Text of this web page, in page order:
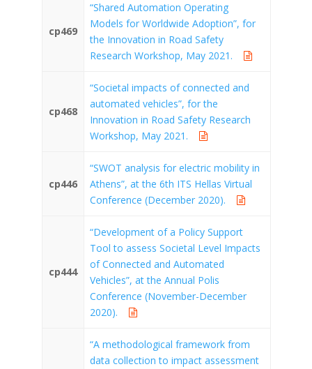
cp469
“Shared Automation Operating
Models for Worldwide Adoption”, for
the Innovation in Road Safety
Research Workshop, May 2021.
cp468
“Societal impacts of connected and
automated vehicles”, for the
Innovation in Road Safety Research
Workshop, May 2021.
cp446
“SWOT analysis for electric mobility in
Athens”, at the 6th ITS Hellas Virtual
Conference (December 2020).
cp444
“Development of a Policy Support
Tool to assess Societal Level Impacts
of Connected and Automated
Vehicles”, at the Annual Polis
Conference (November-December
2020).
“A methodological framework from
data collection to impact assessment